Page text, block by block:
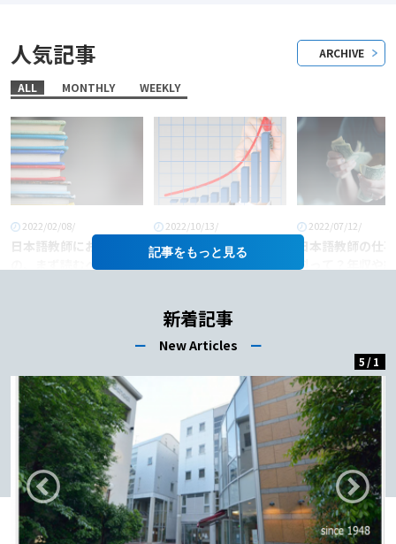
人気記事
ALL MONTHLY WEEKLY
ARCHIVE
2022/02/08/
日本語教師におすすめ
の、まず読むべき本6
2022/10/13/
「日本語教師」という
職業に将来性はある
2022/07/12/
日本語教師の仕
料って？年収や
記事を
新着記事
ー New Articles ー
5 /1